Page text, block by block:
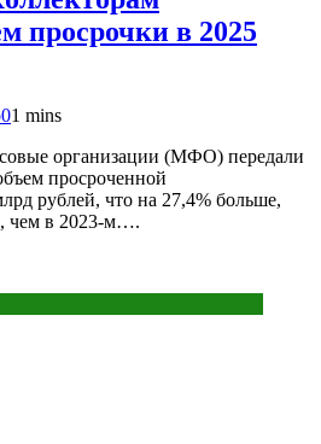
просрочки в 2025
01 mins
организации (МФО) передали
просроченной
рублей, что на 27,4% больше,
чем в 2023-м….